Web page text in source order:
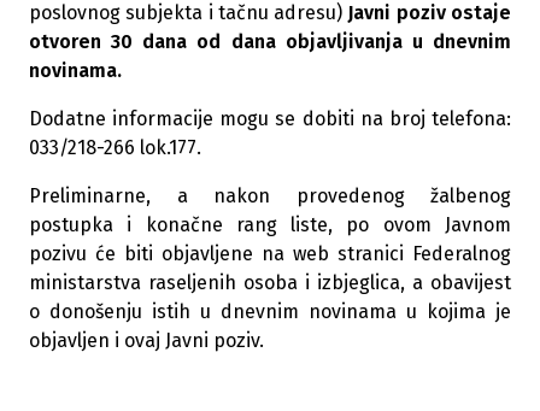
poslovnog subjekta i tačnu adresu) Javni poziv ostaje
otvoren 30 dana od dana objavljivanja u dnevnim
novinama.
Dodatne informacije mogu se dobiti na broj telefona:
033/218-266 lok.177.
Preliminarne, a nakon provedenog žalbenog
postupka i konačne rang liste, po ovom Javnom
pozivu će biti objavljene na web stranici Federalnog
ministarstva raseljenih osoba i izbjeglica, a obavijest
o donošenju istih u dnevnim novinama u kojima je
objavljen i ovaj Javni poziv.